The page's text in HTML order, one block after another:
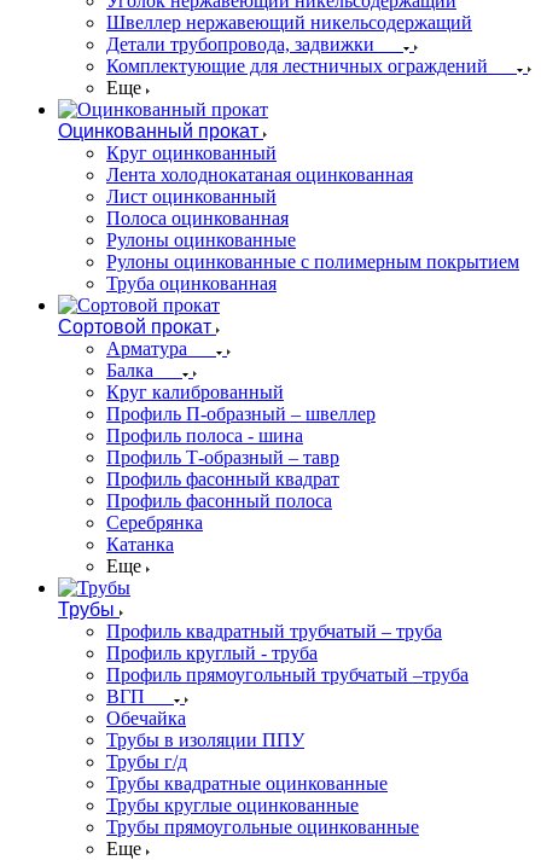
Швеллер нержавеющий никельсодержащий
Детали трубопровода, задвижки
Комплектующие для лестничных ограждений
Еще
Оцинкованный прокат
Круг оцинкованный
Лента холоднокатаная оцинкованная
Лист оцинкованный
Полоса оцинкованная
Рулоны оцинкованные
Рулоны оцинкованные с полимерным покрытием
Труба оцинкованная
Сортовой прокат
Арматура
Балка
Круг калиброванный
Профиль П-образный – швеллер
Профиль полоса - шина
Профиль Т-образный – тавр
Профиль фасонный квадрат
Профиль фасонный полоса
Серебрянка
Катанка
Еще
Трубы
Профиль квадратный трубчатый – труба
Профиль круглый - труба
Профиль прямоугольный трубчатый –труба
ВГП
Обечайка
Трубы в изоляции ППУ
Трубы г/д
Трубы квадратные оцинкованные
Трубы круглые оцинкованные
Трубы прямоугольные оцинкованные
Еще